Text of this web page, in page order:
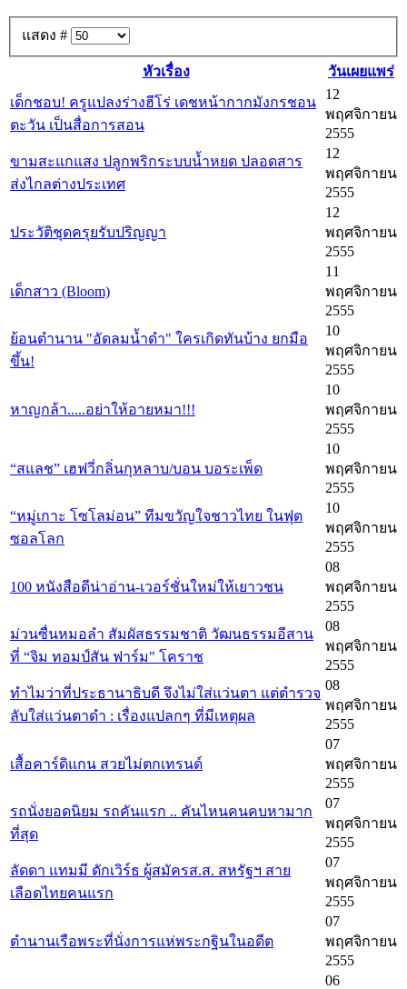
แสดง #
หัวเรื่อง
วันเผยแพร่
เด็กชอบ! ครูแปลงร่างฮีโร่ เดชหน้ากากมังกรชอน
ตะวัน เป็นสื่อการสอน
12
พฤศจิกายน
2555
ขามสะแกแสง ปลูกพริกระบบน้ำหยด ปลอดสาร
ส่งไกลต่างประเทศ
12
พฤศจิกายน
2555
ประวัติชุดครุยรับปริญญา
12
พฤศจิกายน
2555
เด็กสาว (Bloom)
11
พฤศจิกายน
2555
ย้อนตำนาน "อัดลมน้ำดำ" ใครเกิดทันบ้าง ยกมือ
ขึ้น!
10
พฤศจิกายน
2555
หาญกล้า.....อย่าให้อายหมา!!!
10
พฤศจิกายน
2555
“สแลช” เฮฟวี่กลิ่นกุหลาบ/บอน บอระเพ็ด
10
พฤศจิกายน
2555
“หมู่เกาะ โซโลม่อน” ทีมขวัญใจชาวไทย ในฟุต
ซอลโลก
10
พฤศจิกายน
2555
100 หนังสือดีน่าอ่าน-เวอร์ชั่นใหม่ให้เยาวชน
08
พฤศจิกายน
2555
ม่วนซื่นหมอลำ สัมผัสธรรมชาติ วัฒนธรรมอีสาน
ที่ “จิม ทอมป์สัน ฟาร์ม" โคราช
08
พฤศจิกายน
2555
ทำไมว่าที่ประธานาธิบดี จึงไม่ใส่แว่นตา แต่ตำรวจ
ลับใส่แว่นตาดำ : เรื่องแปลกๆ ที่มีเหตุผล
08
พฤศจิกายน
2555
เสื้อคาร์ดิแกน สวยไม่ตกเทรนด์
07
พฤศจิกายน
2555
รถนั่งยอดนิยม รถคันแรก .. คันไหนคนคบหามาก
ที่สุด
07
พฤศจิกายน
2555
ลัดดา แทมมี ดักเวิร์ธ ผู้สมัครส.ส. สหรัฐฯ สาย
เลือดไทยคนแรก
07
พฤศจิกายน
2555
ตำนานเรือพระที่นั่งการแห่พระกฐินในอดีต
07
พฤศจิกายน
2555
06